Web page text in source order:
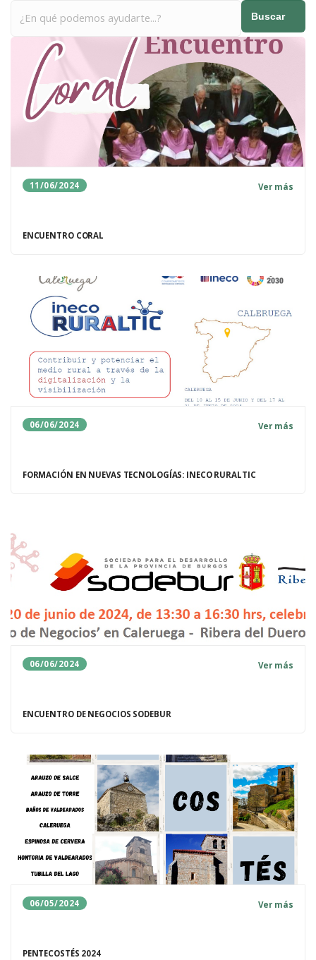
Buscar
11/06/2024 Ver más
ENCUENTRO CORAL
06/06/2024 Ver más
FORMACIÓN EN NUEVAS TECNOLOGÍAS: INECO RURALTIC
06/06/2024 Ver más
ENCUENTRO DE NEGOCIOS SODEBUR
06/05/2024 Ver más
PENTECOSTÉS 2024